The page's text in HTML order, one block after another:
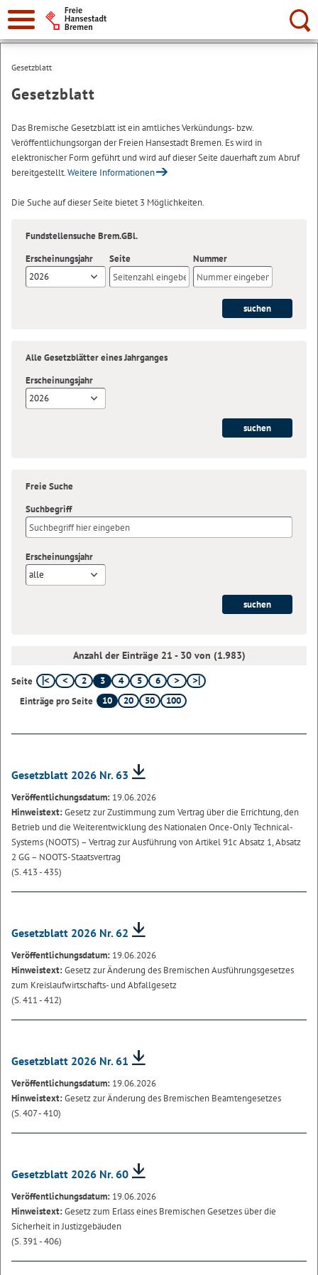
Suche:
Gesetzblatt
Gesetzblatt
Das Bremische Gesetzblatt ist ein amtliches Verkündungs- bzw.
Veröffentlichungsorgan der Freien Hansestadt Bremen. Es wird in
elektronischer Form geführt und wird auf dieser Seite dauerhaft zum Abruf
bereitgestellt.Weitere Informationen
Die Suche auf dieser Seite bietet 3 Möglichkeiten.
Fundstellensuche Brem.GBl.
Erscheinungsjahr
2026
Seite Nummer
Alle Gesetzblätter eines Jahrganges
Erscheinungsjahr
2026
Freie Suche
Suchbegriff
Erscheinungsjahr
alle
Anzahl der Einträge 21 - 30 von (1.983)
Seite 2 3 4 5
6
Einträge pro Seite
10 20 50 100
Gesetzblatt 2026 Nr. 63
Veröffentlichungsdatum: 19.06.2026
Hinweistext:Gesetz zur Zustimmung zum Vertrag über die Errichtung, den
Betrieb und die Weiterentwicklung des Nationalen Once-Only Technical-
Systems (NOOTS) – Vertrag zur Ausführung von Artikel 91c Absatz 1, Absatz
2 GG – NOOTS-Staatsvertrag
(S. 413 - 435)
Gesetzblatt 2026 Nr. 62
Veröffentlichungsdatum: 19.06.2026
Hinweistext:Gesetz zur Änderung des Bremischen Ausführungsgesetzes
zum Kreislaufwirtschafts- und Abfallgesetz
(S. 411 - 412)
Gesetzblatt 2026 Nr. 61
Veröffentlichungsdatum: 19.06.2026
Hinweistext:Gesetz zur Änderung des Bremischen Beamtengesetzes
(S. 407 - 410)
Gesetzblatt 2026 Nr. 60
Veröffentlichungsdatum: 19.06.2026
Hinweistext:Gesetz zum Erlass eines Bremischen Gesetzes über die
Sicherheit in Justizgebäuden
(S. 391 - 406)